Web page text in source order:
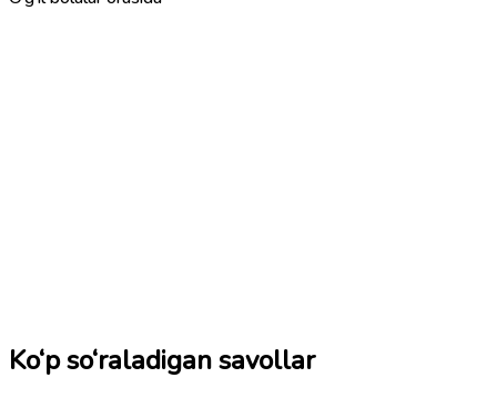
Ko‘p so‘raladigan savollar